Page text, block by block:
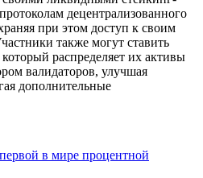
децентрализованного
при этом доступ к своим
также могут ставить
распределяет их активы
валидаторов, улучшая
дополнительные
в мире процентной